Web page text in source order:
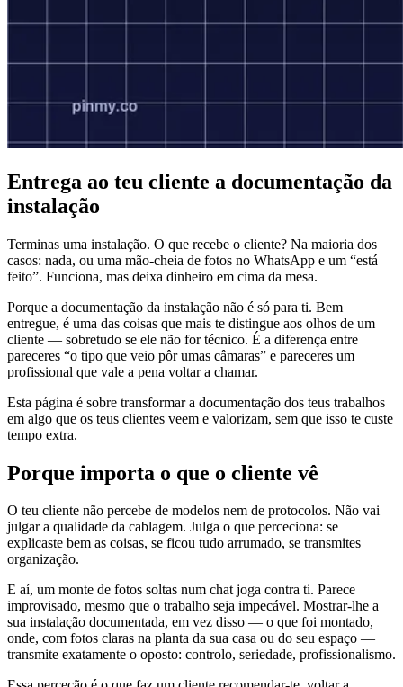
Entrega ao teu cliente a documentação da
instalação
Terminas uma instalação. O que recebe o cliente? Na maioria dos
casos: nada, ou uma mão-cheia de fotos no WhatsApp e um “está
feito”. Funciona, mas deixa dinheiro em cima da mesa.
Porque a documentação da instalação não é só para ti. Bem
entregue, é uma das coisas que mais te distingue aos olhos de um
cliente — sobretudo se ele não for técnico. É a diferença entre
pareceres “o tipo que veio pôr umas câmaras” e pareceres um
profissional que vale a pena voltar a chamar.
Esta página é sobre transformar a documentação dos teus trabalhos
em algo que os teus clientes veem e valorizam, sem que isso te custe
tempo extra.
Porque importa o que o cliente vê
O teu cliente não percebe de modelos nem de protocolos. Não vai
julgar a qualidade da cablagem. Julga o que perceciona: se
explicaste bem as coisas, se ficou tudo arrumado, se transmites
organização.
E aí, um monte de fotos soltas num chat joga contra ti. Parece
improvisado, mesmo que o trabalho seja impecável. Mostrar-lhe a
sua instalação documentada, em vez disso — o que foi montado,
onde, com fotos claras na planta da sua casa ou do seu espaço —
transmite exatamente o oposto: controlo, seriedade, profissionalismo.